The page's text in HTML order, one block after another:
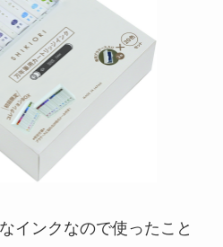
インクなので使ったこと